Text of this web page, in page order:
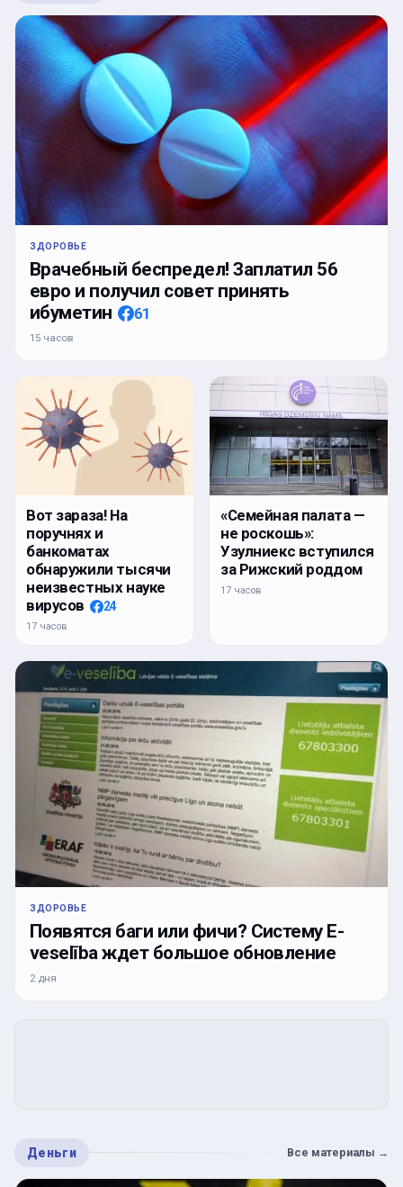
ЗДОРОВЬЕ
Врачебный беспредел! Заплатил 56
евро и получил совет принять
ибуметин
61
15 часов
Вот зараза! На
поручнях и
банкоматах
обнаружили тысячи
неизвестных науке
вирусов
24
17 часов
«Семейная палата —
не роскошь»:
Узулниекс вступился
за Рижский роддом
17 часов
ЗДОРОВЬЕ
Появятся баги или фичи? Систему E-
veselība ждет большое обновление
2 дня
Деньги Все материалы →